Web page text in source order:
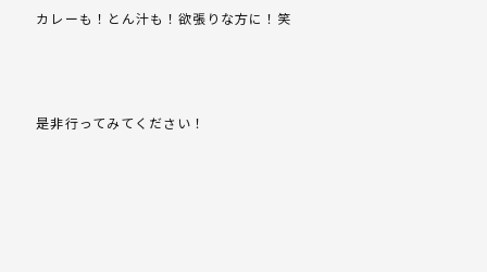
カレーも！とん汁も！欲張りな方に！笑
是非行ってみてください！